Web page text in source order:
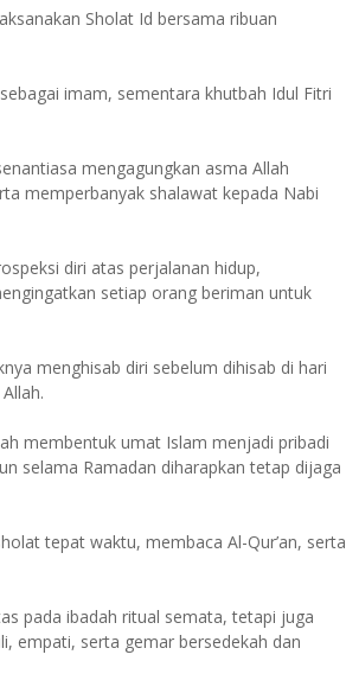
Sholat Id bersama ribuan
imam, sementara khutbah Idul Fitri
mengagungkan asma Allah
memperbanyak shalawat kepada Nabi
diri atas perjalanan hidup,
setiap orang beriman untuk
menghisab diri sebelum dihisab di hari
membentuk umat Islam menjadi pribadi
selama Ramadan diharapkan tetap dijaga
tepat waktu, membaca Al-Qur’an, serta
pada ibadah ritual semata, tetapi juga
empati, serta gemar bersedekah dan